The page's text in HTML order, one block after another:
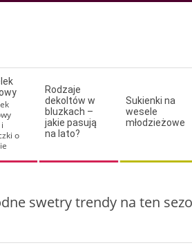
o
Rodzaje
dekoltów w
bluzkach –
jakie pasują
na lato?
Sukienki na
wesele
młodzieżowe
swetry trendy na ten